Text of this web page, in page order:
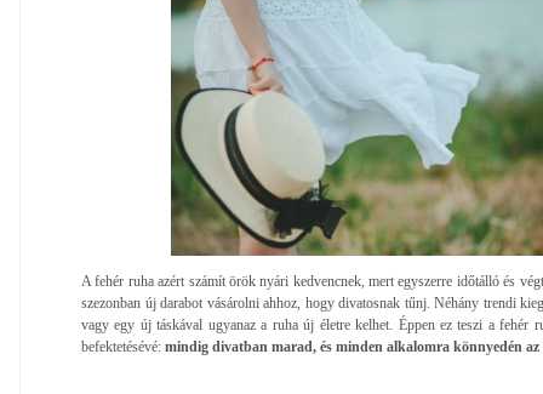
A fehér ruha azért számít örök nyári kedvencnek, mert egyszerre időtálló és
szezonban új darabot vásárolni ahhoz, hogy divatosnak tűnj. Néhány trendi
vagy egy új táskával ugyanaz a ruha új életre kelhet. Éppen ez teszi a fehér
befektetésévé: mindig divatban marad, és minden alkalomra könnyedén